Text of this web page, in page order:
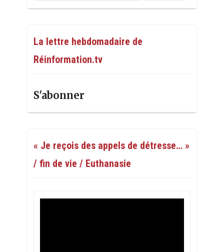
La lettre hebdomadaire de
Réinformation.tv
S'abonner
« Je reçois des appels de détresse… »
/ fin de vie / Euthanasie